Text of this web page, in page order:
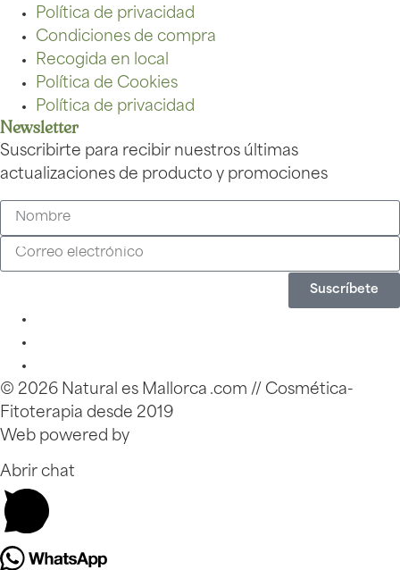
Política de privacidad
Condiciones de compra
Recogida en local
Política de Cookies
Política de privacidad
Newsletter
Suscribirte para recibir nuestros últimas
actualizaciones de producto y promociones
Suscríbete
© 2026 Natural es Mallorca .com // Cosmética-
Fitoterapia desde 2019
Web powered by
Abrir chat